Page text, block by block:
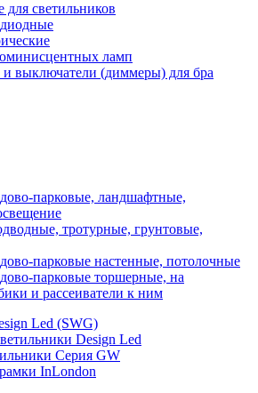
светильников
ламп
выключатели (диммеры) для бра
парковые, ландшафтные,
тротурные, грунтовые,
парковые настенные, потолочные
парковые торшерные, на
и рассеиватели к ним
Led (SWG)
Design Led
Серия GW
InLondon